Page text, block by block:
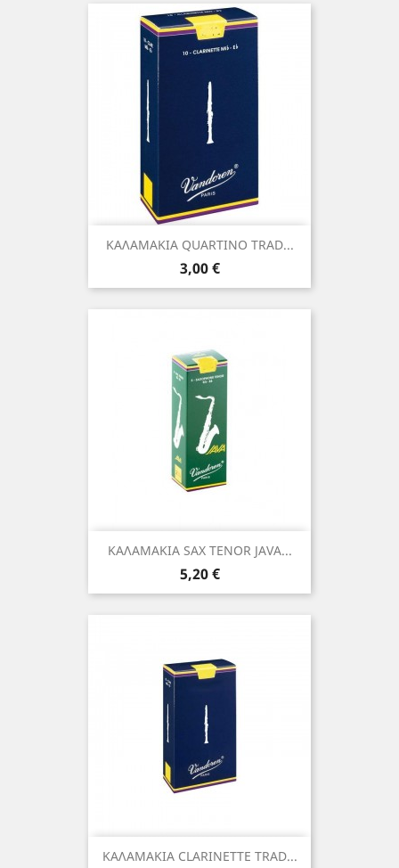
ΚΑΛΑΜΑΚΙΑ QUARTINO TRAD...
Τιμή
3,00 €
ΚΑΛΑΜΑΚΙΑ SAX TENOR JAVA...
Τιμή
5,20 €
ΚΑΛΑΜΑΚΙΑ CLARINETTE TRAD...